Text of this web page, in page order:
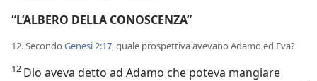
“L’ALBERO DELLA CONOSCENZA”
12. Secondo Genesi 2:17, quale prospettiva avevano Adamo ed Eva?
12 Dio aveva detto ad Adamo che poteva mangiare